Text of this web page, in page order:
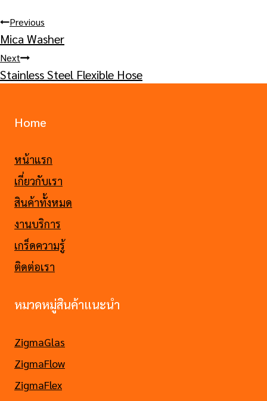
Post
navigation
Previous
Mica Washer
Next
Stainless Steel Flexible Hose
Home
หน้าแรก
เกี่ยวกับเรา
สินค้าทั้งหมด
งานบริการ
เกร็ดความรู้
ติดต่อเรา
หมวดหมู่สินค้าแนะนำ
ZigmaGlas
ZigmaFlow
ZigmaFlex